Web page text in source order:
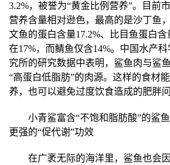
3.2%，被誉为“黄金比例营养”。目前
营养含量相对逊色，最高的是沙丁鱼
文鱼的蛋白含量17.2%、比目鱼蛋白含
在17%，而鲭鱼仅含14%。中国水产
究所的研究数据中表明，鲨鱼肉与鲨
“高蛋白低脂肪”的肉源。这样的食材
养，也可以避免过度饮食造成的肥胖问
小青鲨富含“不饱和脂肪酸”的鲨
更强的“促代谢”功效
在广袤无际的海洋里，鲨鱼也会